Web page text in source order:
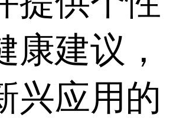
康建议，
兴应用的